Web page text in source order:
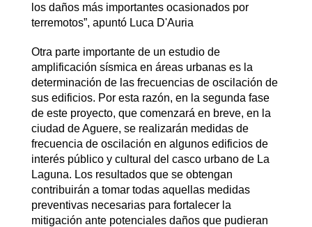
los daños más importantes ocasionados por
terremotos”, apuntó Luca D'Auria
Otra parte importante de un estudio de
amplificación sísmica en áreas urbanas es la
determinación de las frecuencias de oscilación de
sus edificios. Por esta razón, en la segunda fase
de este proyecto, que comenzará en breve, en la
ciudad de Aguere, se realizarán medidas de
frecuencia de oscilación en algunos edificios de
interés público y cultural del casco urbano de La
Laguna. Los resultados que se obtengan
contribuirán a tomar todas aquellas medidas
preventivas necesarias para fortalecer la
mitigación ante potenciales daños que pudieran